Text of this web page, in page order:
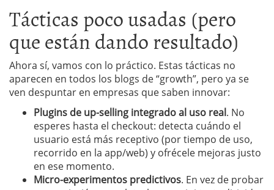
Tácticas poco usadas (pero
que están dando resultado)
Ahora sí, vamos con lo práctico. Estas tácticas no
aparecen en todos los blogs de “growth”, pero ya se
ven despuntar en empresas que saben innovar:
Plugins de up-selling integrado al uso real. No
esperes hasta el checkout: detecta cuándo el
usuario está más receptivo (por tiempo de uso,
recorrido en la app/web) y ofrécele mejoras justo
en ese momento.
Micro-experimentos predictivos. En vez de probar